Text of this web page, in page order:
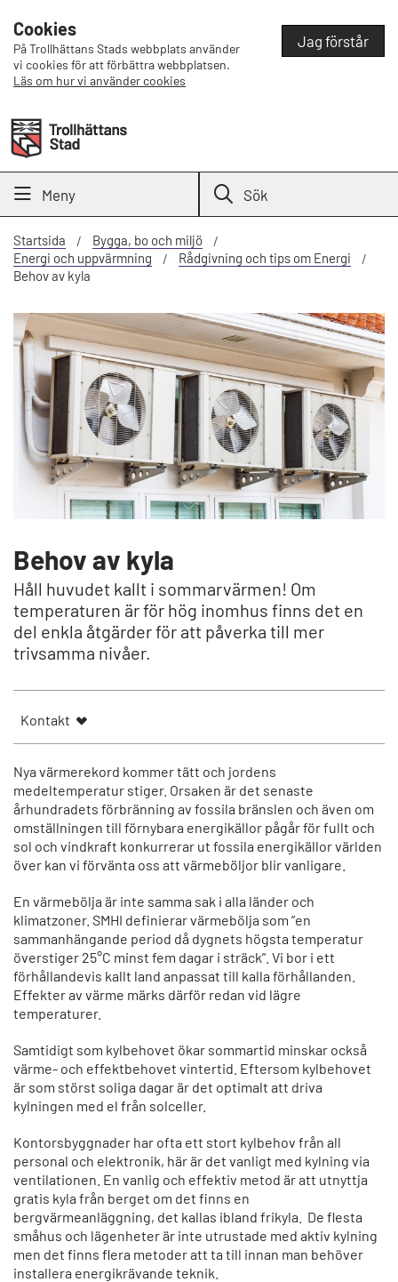
Cookies
På Trollhättans Stads webbplats använder
vi cookies för att förbättra webbplatsen.
Läs om hur vi använder cookies
Jag förstår
Meny Sök
Startsida
Bygga, bo och miljö
Energi och uppvärmning
Rådgivning och tips om Energi
Behov av kyla
Behov av kyla
Håll huvudet kallt i sommarvärmen! Om
temperaturen är för hög inomhus finns det en
del enkla åtgärder för att påverka till mer
trivsamma nivåer.
Kontakt
Nya värmerekord kommer tätt och jordens
medeltemperatur stiger. Orsaken är det senaste
århundradets förbränning av fossila bränslen och även om
omställningen till förnybara energikällor pågår för fullt och
sol och vindkraft konkurrerar ut fossila energikällor världen
över kan vi förvänta oss att värmeböljor blir vanligare.
En värmebölja är inte samma sak i alla länder och
klimatzoner. SMHI definierar värmebölja som ”en
sammanhängande period då dygnets högsta temperatur
överstiger 25°C minst fem dagar i sträck”. Vi bor i ett
förhållandevis kallt land anpassat till kalla förhållanden.
Effekter av värme märks därför redan vid lägre
temperaturer.
Samtidigt som kylbehovet ökar sommartid minskar också
värme- och effektbehovet vintertid. Eftersom kylbehovet
är som störst soliga dagar är det optimalt att driva
kylningen med el från solceller.
Kontorsbyggnader har ofta ett stort kylbehov från all
personal och elektronik, här är det vanligt med kylning via
ventilationen. En vanlig och effektiv metod är att utnyttja
gratis kyla från berget om det finns en
bergvärmeanläggning, det kallas ibland frikyla. De flesta
småhus och lägenheter är inte utrustade med aktiv kylning
men det finns flera metoder att ta till innan man behöver
installera energikrävande teknik.